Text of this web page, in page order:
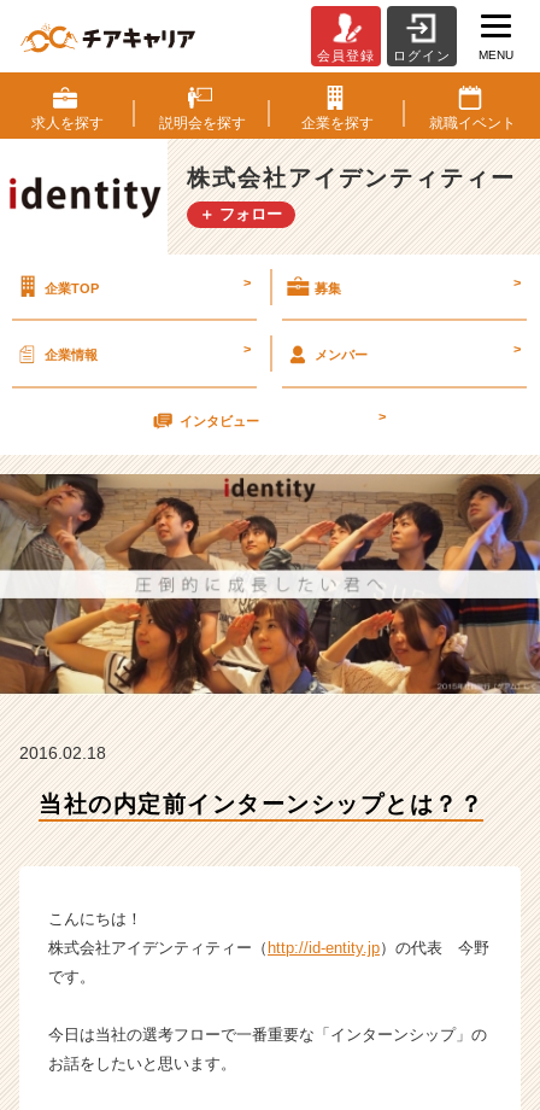
社
の
内
定
前
イ
ン
プ
と
【株
式
会
社
ア
イ
デ
ン
テ
ィ
の
タ
ン】
ン
チ
ャ
会員登録 ログイン MENU
求人を探す 説明会を探す 企業を探す 就職イベント
株式会社アイデンティティー
＋ フォロー
企業TOP > 募集 >
企業情報 > メンバー >
インタビュー >
2016.02.18
当社の内定前インターンシップとは？？
こんにちは！
株式会社アイデンティティー（ http://id-entity.jp）の代表 今野
です。
今日は当社の選考フローで一番重要な「インターンシップ」の
お話をしたいと思います。